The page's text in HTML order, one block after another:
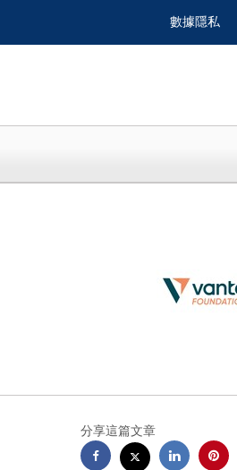
數據隱私
分享這篇文章